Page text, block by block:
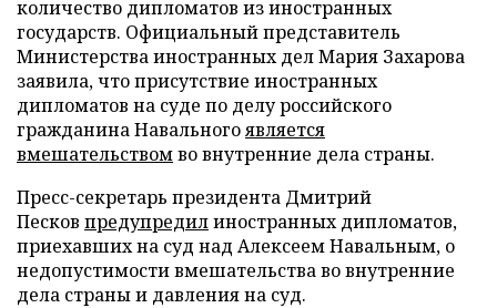
количество дипломатов из иностранных
государств. Официальный представитель
Министерства иностранных дел Мария Захарова
заявила, что присутствие иностранных
дипломатов на суде по делу российского
гражданина Навальногоявляется
вмешательствомво внутренние дела страны.
Пресс-секретарь президента Дмитрий
Песков предупредилиностранных дипломатов,
приехавших на суд над Алексеем Навальным, о
недопустимости вмешательства во внутренние
дела страны и давления на суд.